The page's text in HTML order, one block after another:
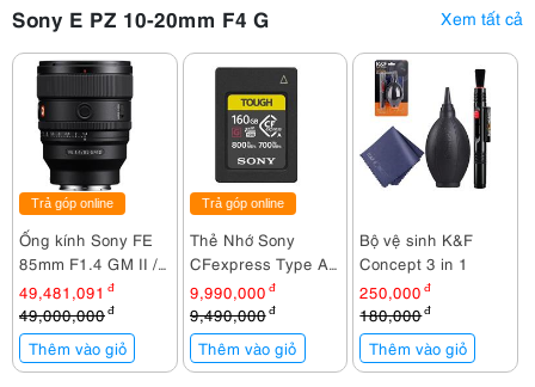
Sony E PZ 10-20mm F4 G
Xem tất cả
Trả góp online
Ống kính Sony FE
85mm F1.4 GM II /
SEL85F14GM2
49,481,091 đ
49,000,000đ
Thêm vào giỏ
Trả góp online
Thẻ Nhớ Sony
CFexpress Type A
CEA-
G160T/T SYM 160GB
9,990,000 đ
9,490,000 đ
Thêm vào giỏ
Bộ vệ sinh K&F
Concept 3 in 1
250,000 đ
180,000đ
Thêm vào giỏ